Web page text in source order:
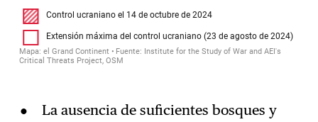
La ausencia de suficientes bosques y